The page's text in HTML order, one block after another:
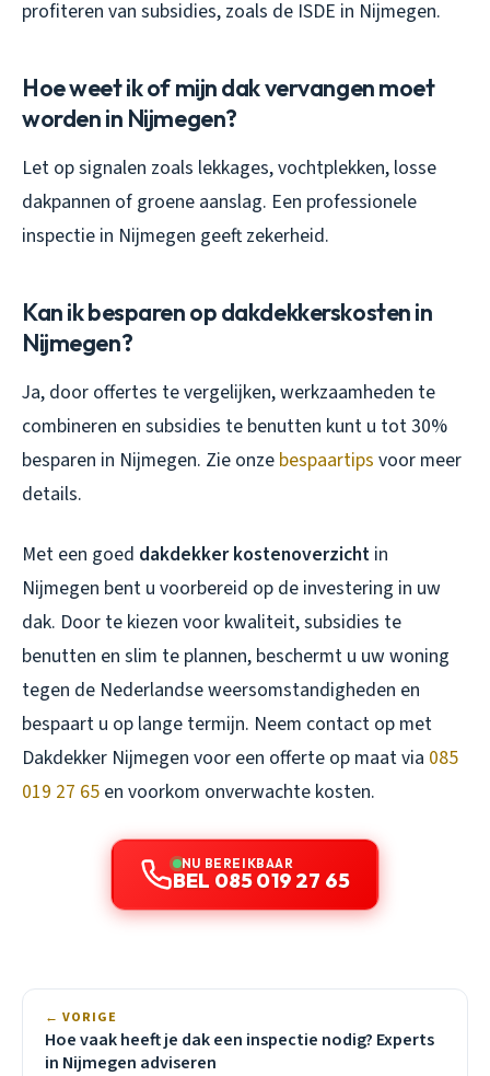
profiteren van subsidies, zoals de ISDE in Nijmegen.
Hoe weet ik of mijn dak vervangen moet
worden in Nijmegen?
Let op signalen zoals lekkages, vochtplekken, losse
dakpannen of groene aanslag. Een professionele
inspectie in Nijmegen geeft zekerheid.
Kan ik besparen op dakdekkerskosten in
Nijmegen?
Ja, door offertes te vergelijken, werkzaamheden te
combineren en subsidies te benutten kunt u tot 30%
besparen in Nijmegen. Zie onze bespaartips voor meer
details.
Met een goed dakdekker kostenoverzicht in
Nijmegen bent u voorbereid op de investering in uw
dak. Door te kiezen voor kwaliteit, subsidies te
benutten en slim te plannen, beschermt u uw woning
tegen de Nederlandse weersomstandigheden en
bespaart u op lange termijn. Neem contact op met
Dakdekker Nijmegen voor een offerte op maat via 085
019 27 65 en voorkom onverwachte kosten.
NU BEREIKBAAR
BEL 085 019 27 65
← VORIGE
Hoe vaak heeft je dak een inspectie nodig? Experts
in Nijmegen adviseren